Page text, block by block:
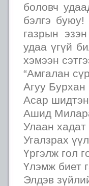
боловч
бэлгэ
газрын
удаа үгүй
хэмээн
“Амгалан
Агуу Бурхан
Асар
Ашид
Улаан
Угалзрах
Үргэлж гол
Үлэмж биет
Элдэв